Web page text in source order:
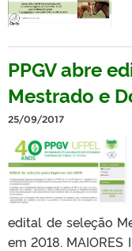
PPGV abre
Mestrado e
25/09/2017
edital de seleção
em 2018. MAIORES